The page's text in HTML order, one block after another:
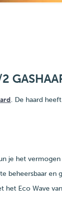
. De haard
je het
beheersbaar en
Eco Wave